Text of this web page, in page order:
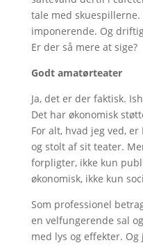
tale med
imponerende. Og
Er der så mere at sige?
Godt amatørteater
Ja, det er der faktisk.
Det har økonomisk
For alt, hvad jeg ved,
og stolt af sit teater.
forpligter, ikke kun
økonomisk, ikke kun
Som professionel
en velfungerende sal
med lys og effekter.